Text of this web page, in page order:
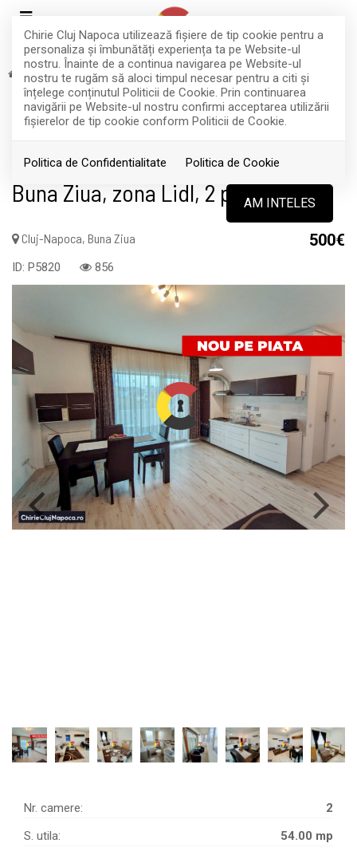
Chirie Cluj Napoca utilizează fişiere de tip cookie pentru a
personaliza și îmbunătăți experiența ta pe Website-ul
nostru. Înainte de a continua navigarea pe Website-ul
nostru te rugăm să aloci timpul necesar pentru a citi și
înțelege conținutul Politicii de Cookie. Prin continuarea
navigării pe Website-ul nostru confirmi acceptarea utilizării
fişierelor de tip cookie conform Politicii de Cookie.
Politica de Confidentialitate Politica de Cookie
AM INTELES
Inchiriere Apartamente Cluj-Napoca Buna Ziua
Acest anunt nu mai este activ !
Apartament cu 2 camere si balcon,
Buna Ziua, zona Lidl, 2 parcări
Cluj-Napoca, Buna Ziua 500€
ID: P5820 856
RETRAS
Nr. camere:
2
S. utila:
54.00 mp